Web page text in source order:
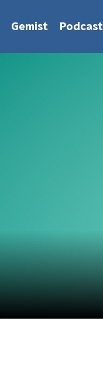
Gemist